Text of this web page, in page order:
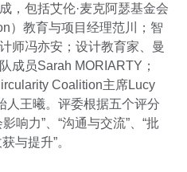
，包括艾伦·麦克阿瑟基金会
）教育与项目经理范川；智
师冯亦安；设计教育家、曼
成员Sarah MORIARTY；
Coalition主席Lucy
人王曦。评委根据五个评分
响力”、“沟通与交流”、“批
与提升”。